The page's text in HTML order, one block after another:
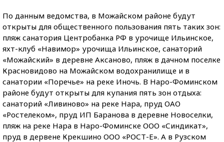
По данным ведомства, в Можайском районе будут
открыты для общественного пользования пять таких зон:
пляж санатория Центробанка РФ в урочище Ильинское,
яхт-клуб «Навимор» урочища Ильинское, санаторий
«Можайский» в деревне Аксаново, пляж в дачном поселке
Красновидово на Можайском водохранилище и в
санатории «Поречье» на реке Иночь. В Наро-Фоминском
районе будут открыты для купания пять зон отдыха:
санаторий «Ливиново» на реке Нара, пруд ОАО
«Ростелеком», пруд ИП Баранова в деревне Новоселки,
пляж на реке Нара в Наро-Фоминске ООО «Синдикат»,
пруд в дервене Крекшино ООО «РОСТ-Е». А в Рузском